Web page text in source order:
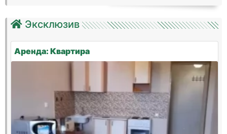
Эксклюзив
Аренда: Квартира